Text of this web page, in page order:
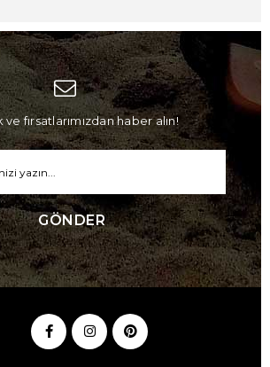
ve fırsatlarımızdan haber alın!
GÖNDER